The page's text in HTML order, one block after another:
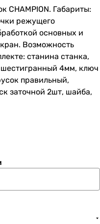
CHAMPION. Габариты:
режущего
основных и
Возможность
станина станка,
4мм, ключ
правильный,
заточной 2шт, шайба,